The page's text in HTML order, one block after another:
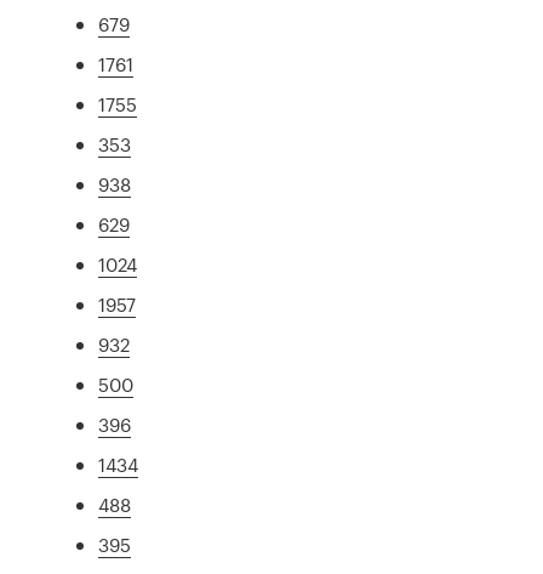
679
1761
1755
353
938
629
1024
1957
932
500
396
1434
488
395